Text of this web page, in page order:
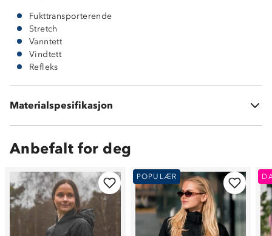
Fukttransporterende
Stretch
Vanntett
Vindtett
Refleks
Materialspesifikasjon
100 % polyester
Anbefalt for deg
POPULÆR